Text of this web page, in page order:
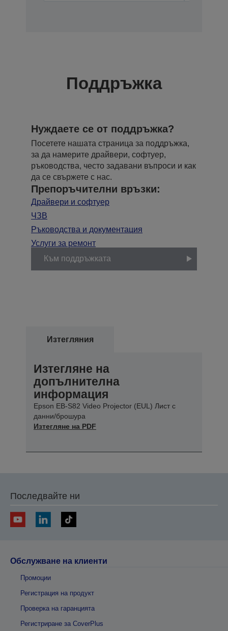
Поддръжка
Нуждаете се от поддръжка?
Посетете нашата страница за поддръжка,
за да намерите драйвери, софтуер,
ръководства, често задавани въпроси и как
да се свържете с нас.
Препоръчителни връзки:
Драйвери и софтуер
ЧЗВ
Ръководства и документация
Услуги за ремонт
Към поддръжката
Изтегляния
Изтегляне на
допълнителна
информация
Epson EB-S82 Video Projector (EUL) Лист с
данни/брошура
Изтегляне на PDF
Последвайте ни
Обслужване на клиенти
Промоции
Регистрация на продукт
Проверка на гаранцията
Регистриране за CoverPlus